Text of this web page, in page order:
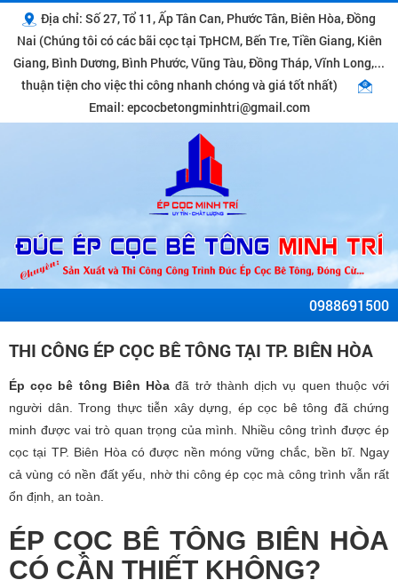
Địa chỉ: Số 27, Tổ 11, Ấp Tân Can, Phước Tân, Biên Hòa, Đồng
Nai (Chúng tôi có các bãi cọc tại TpHCM, Bến Tre, Tiền Giang, Kiên
Giang, Bình Dương, Bình Phước, Vũng Tàu, Đồng Tháp, Vĩnh Long,...
thuận tiện cho việc thi công nhanh chóng và giá tốt nhất)
Email: epcocbetongminhtri@gmail.com
0988691500
THI CÔNG ÉP CỌC BÊ TÔNG TẠI TP. BIÊN HÒA
Ép cọc bê tông Biên Hòađã trở thành dịch vụ quen thuộc với
người dân. Trong thực tiễn xây dựng, ép cọc bê tông đã chứng
minh được vai trò quan trọng của mình. Nhiều công trình được ép
cọc tại TP. Biên Hòa có được nền móng vững chắc, bền bĩ. Ngay
cả vùng có nền đất yếu, nhờ thi công ép cọc mà công trình vẫn rất
ổn định, an toàn.
ÉP CỌC BÊ TÔNG BIÊN HÒA
CÓ CẦN THIẾT KHÔNG?